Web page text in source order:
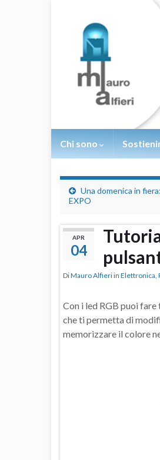
Chi sono
Una domenica in
EXPO
APR
04
DiMauro Alfieri in Elettronica,
Con i led RGB puoi
che ti permetta di
memorizzare il colore